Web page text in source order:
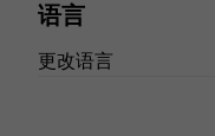
语言
更改语言